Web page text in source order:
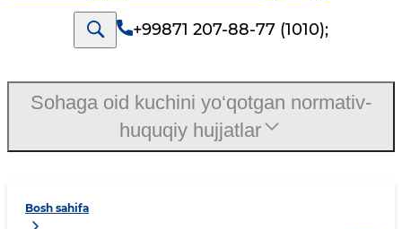
+99871 207-88-77 (1010);
Bosh sahifa
Sohaga oid kuchini yo‘qotgan normativ-
huquqiy hujjatlar